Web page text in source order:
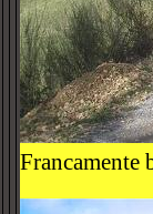
Francamente